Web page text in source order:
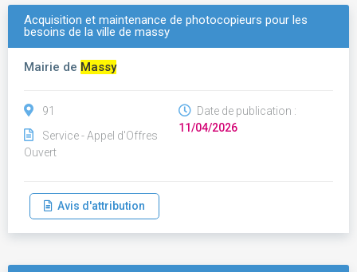
Acquisition et maintenance de photocopieurs pour les
besoins de la ville de massy
Mairie de Massy
91
Service - Appel d'Offres
Ouvert
Date de publication :
11/04/2026
Avis d'attribution